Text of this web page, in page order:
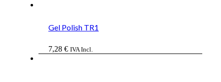
Gel Polish TR1
7,28 € IVA Incl.